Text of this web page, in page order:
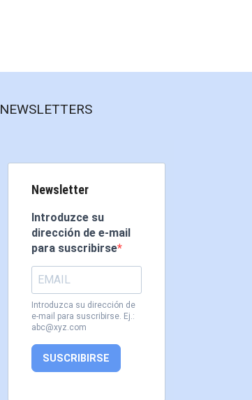
NEWSLETTERS
Newsletter
Introduzce su
dirección de e-mail
para suscribirse
Introduzca su dirección de
e-mail para suscribirse. Ej.:
abc@xyz.com
SUSCRIBIRSE